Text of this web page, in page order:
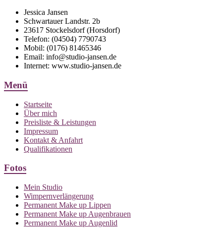
Jessica Jansen
Schwartauer Landstr. 2b
23617 Stockelsdorf (Horsdorf)
Telefon: (04504) 7790743
Mobil: (0176) 81465346
Email: info@studio-jansen.de
Internet: www.studio-jansen.de
Menü
Startseite
Über mich
Preisliste & Leistungen
Impressum
Kontakt & Anfahrt
Qualifikationen
Fotos
Mein Studio
Wimpernverlängerung
Permanent Make up Lippen
Permanent Make up Augenbrauen
Permanent Make up Augenlid